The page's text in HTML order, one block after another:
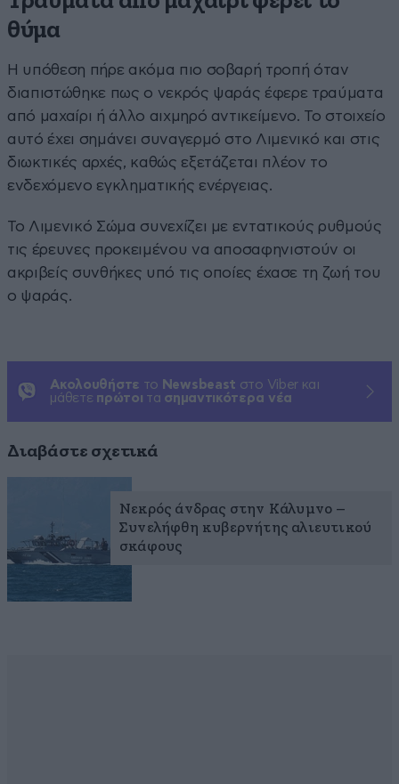
θύμα
Η υπόθεση πήρε ακόμα πιο σοβαρή τροπή όταν
διαπιστώθηκε πως ο νεκρός ψαράς έφερε τραύματα
από μαχαίρι ή άλλο αιχμηρό αντικείμενο. Το στοιχείο
αυτό έχει σημάνει συναγερμό στο Λιμενικό και στις
διωκτικές αρχές, καθώς εξετάζεται πλέον το
ενδεχόμενο εγκληματικής ενέργειας.
Το Λιμενικό Σώμα συνεχίζει με εντατικούς ρυθμούς
τις έρευνες προκειμένου να αποσαφηνιστούν οι
ακριβείς συνθήκες υπό τις οποίες έχασε τη ζωή του
ο ψαράς.
Ακολουθήστε το Newsbeast στο Viber και
μάθετε πρώτοι τα σημαντικότερα νέα
Διαβάστε σχετικά
Νεκρός άνδρας στην Κάλυμνο –
Συνελήφθη κυβερνήτης αλιευτικού
σκάφους